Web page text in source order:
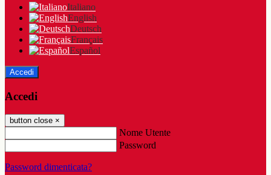
Italiano
English
Deutsch
Français
Español
Accedi
Accedi
button close ×
Nome Utente
Password
Password dimenticata?